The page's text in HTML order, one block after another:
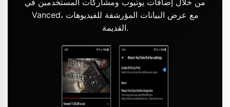
من خلال إضافات يوتيوب ومشاركات المستخدمين في
Vanced، مع عرض البيانات المؤرشفة للفيديوهات
القديمة.